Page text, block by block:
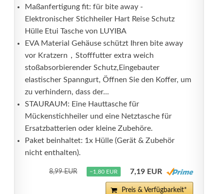
Maßanfertigung fit: für bite away -
Elektronischer Stichheiler Hart Reise Schutz
Hülle Etui Tasche von LUYIBA
EVA Material Gehäuse schützt Ihren bite away
vor Kratzern，Stofffutter extra weich
stoßabsorbierender Schutz,Eingebauter
elastischer Spanngurt, Öffnen Sie den Koffer, um
zu verhindern, dass der...
STAURAUM: Eine Hauttasche für
Mückenstichheiler und eine Netztasche für
Ersatzbatterien oder kleine Zubehöre.
Paket beinhaltet: 1x Hülle (Gerät & Zubehör
nicht enthalten).
8,99 EUR −1,80 EUR 7,19 EUR
Preis & Verfügbarkeit*